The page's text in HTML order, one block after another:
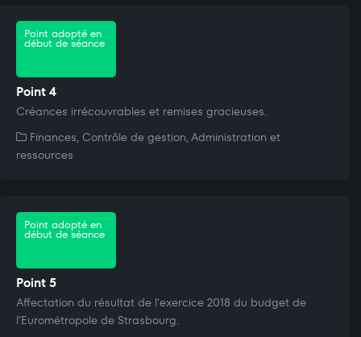
Point adopté en
début de séance
Point 4
Créances irrécouvrables et remises gracieuses.
Finances, Contrôle de gestion, Administration et
ressources
Point adopté en
début de séance
Point 5
Affectation du résultat de l'exercice 2018 du budget de
l'Eurométropole de Strasbourg.